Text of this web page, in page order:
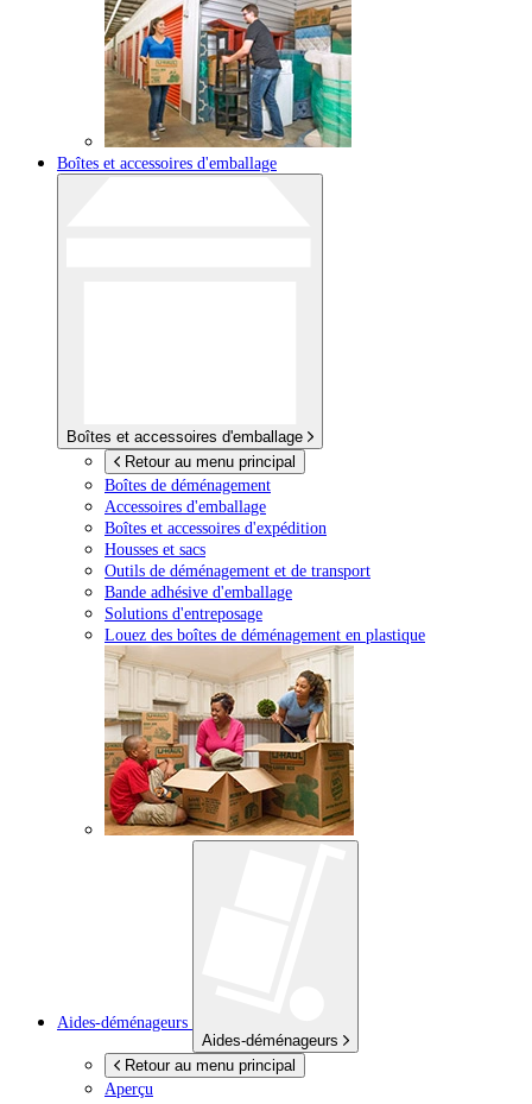
Boîtes et accessoires d'emballage
Boîtes et accessoires d'emballage
Retour au menu principal
Boîtes de déménagement
Accessoires d'emballage
Boîtes et accessoires d'expédition
Housses et sacs
Outils de déménagement et de transport
Bande adhésive d'emballage
Solutions d'entreposage
Louez des boîtes de déménagement en plastique
Aides-déménageurs
Aides-déménageurs
Retour au menu principal
Aperçu